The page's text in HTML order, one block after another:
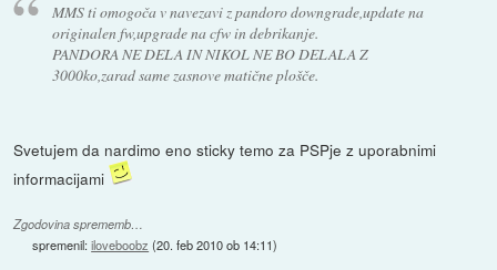
MMS ti omogoča v navezavi z pandoro downgrade,update na
originalen fw,upgrade na cfw in debrikanje.
PANDORA NE DELA IN NIKOL NE BO DELALA Z
3000ko,zarad same zasnove matične plošče.
Svetujem da nardimo eno sticky temo za PSPje z uporabnimi
informacijami
Zgodovina sprememb…
spremenil:iloveboobz (20. feb 2010 ob 14:11)